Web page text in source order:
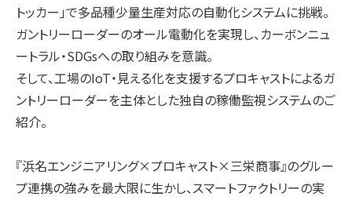
トッカー」で多品種少量生産対応の自動化システムに挑戦。
ガントリーローダーのオール電動化を実現し、カーボンニュ
ートラル・SDGsへの取り組みを意識。
そして、工場のIoT・見える化を支援するプロキャストによるガ
ントリーローダーを主体とした独自の稼働監視システムのご
紹介。
『浜名エンジニアリング×プロキャスト×三栄商事』のグルー
プ連携の強みを最大限に生かし、スマートファクトリーの実